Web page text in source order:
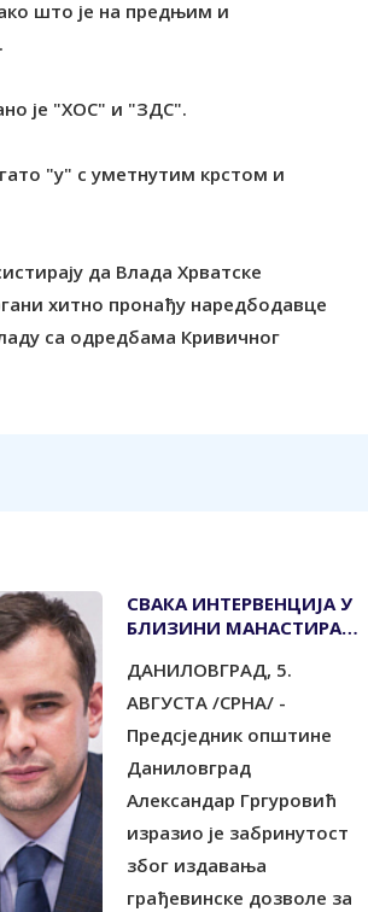
што је на предњим и
је "ХОС" и "ЗДС".
"у" с уметнутим крстом и
да Влада Хрватске
хитно пронађу наредбодавце
са одредбама Кривичног
СВАКА ИНТЕРВЕНЦИЈА У
БЛИЗИНИ МАНАСТИРА
НАЈВИШИ СТЕПЕН
ОДГОВОРНОСТИ
ДАНИЛОВГРАД, 5.
АВГУСТА /СРНА/ -
Предсједник општине
Даниловград
Александар Гргуровић
изразио је забринутост
због издавања
грађевинске дозволе за